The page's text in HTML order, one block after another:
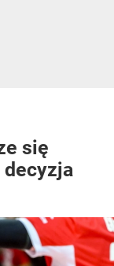
się
decyzja